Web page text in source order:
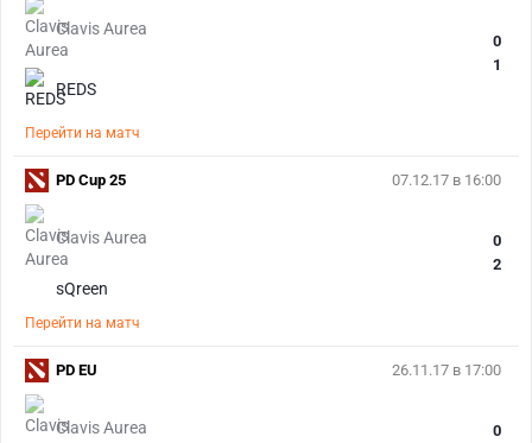
Clavis Aurea
REDS
0
1
Перейти на матч
07.12.17 в 16:00
Clavis Aurea
sQreen
0
2
Перейти на матч
PD Cup 25
26.11.17 в 17:00
Clavis Aurea
0
PD EU